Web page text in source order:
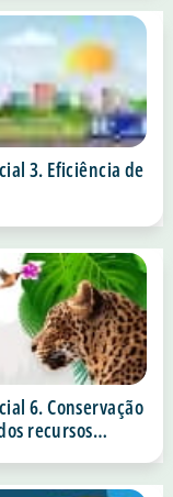
3. Eficiência de
6. Conservação
recursos